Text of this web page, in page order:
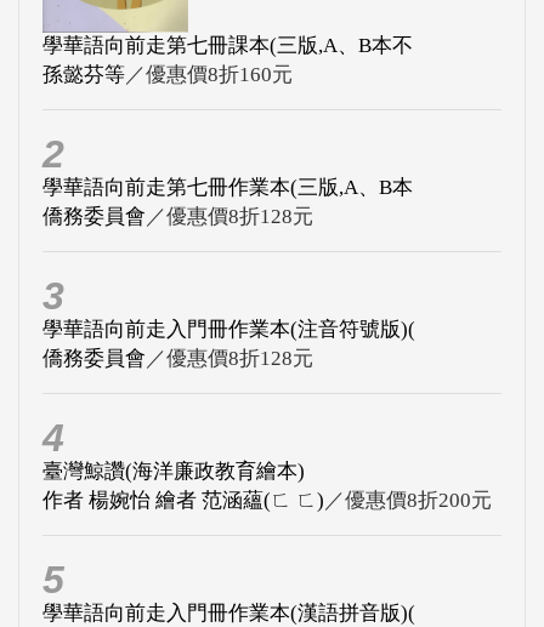
學華語向前走第七冊課本(三版,A、B本不
孫懿芬等／優惠價8折160元
2
學華語向前走第七冊作業本(三版,A、B本
僑務委員會 ／優惠價8折128元
3
學華語向前走入門冊作業本(注音符號版)(
僑務委員會 ／優惠價8折128元
4
臺灣鯨讚(海洋廉政教育繪本)
作者 楊婉怡 繪者 范涵蘊(ㄈ ㄈ) ／優惠價8折200元
5
學華語向前走入門冊作業本(漢語拼音版)(